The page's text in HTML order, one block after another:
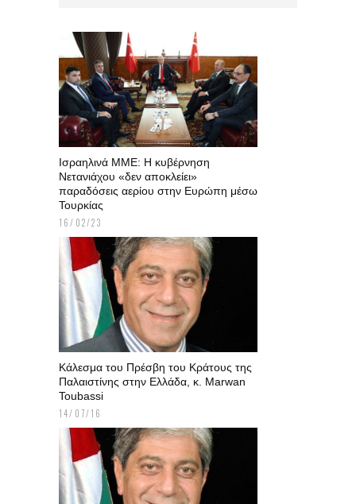
Ισραηλινά ΜΜΕ: Η κυβέρνηση
Νετανιάχου «δεν αποκλείει»
παραδόσεις αερίου στην Ευρώπη μέσω
Τουρκίας
16/02/23
Κάλεσμα του Πρέσβη του Κράτους της
Παλαιστίνης στην Ελλάδα, κ. Marwan
Toubassi
14/07/16